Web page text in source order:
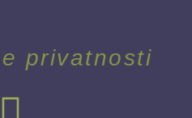
privatnosti